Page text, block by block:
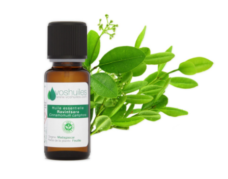
Ce qui pourrait tourner en une catastrophe écologique
n’est pourtant pas nécessaire – des alternatives
écologiques existent d’ores et déjà, mais ne sont pas ou
peu utilisées par les industriels car plus coûteuses.
RUBRIQUES CONNEXES: COSMÉTIQUES
INTERDICTION
MICROBILLES
OCÉANS
Euro de football : quel impact pour l’environnement ?
NE MANQUEZ PAS
Le Sénat vote contre les coraux et pour le
développement économique